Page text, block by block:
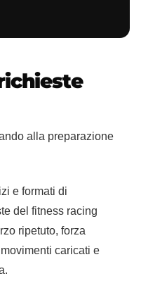
alla preparazione
e formati di
del fitness racing
ripetuto, forza
caricati e